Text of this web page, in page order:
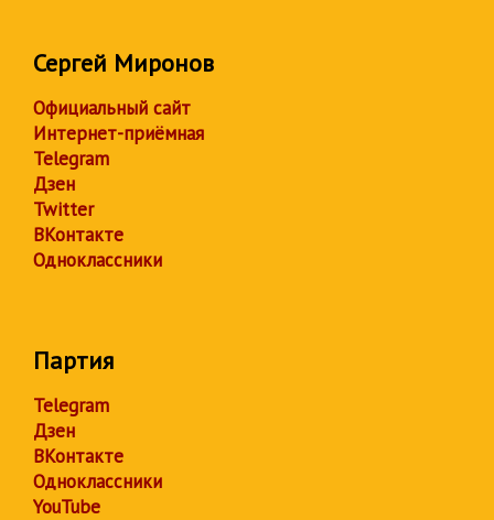
Сергей Миронов
Официальный сайт
Интернет-приёмная
Telegram
Дзен
Twitter
ВКонтакте
Одноклассники
Партия
Telegram
Дзен
ВКонтакте
Одноклассники
YouTube